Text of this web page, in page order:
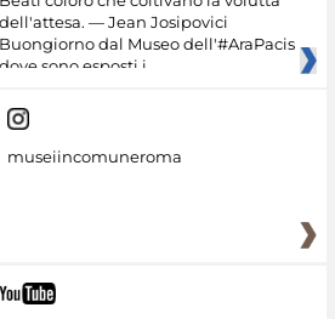
dell'attesa. — Jean Josipovici
Buongiorno dal Museo dell'#AraPacis
dove sono esposti i
museiincomuneroma